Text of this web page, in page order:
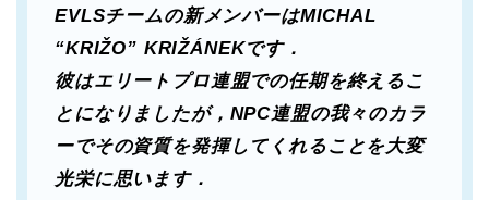
EVLSチームの新メンバーはMICHAL
“KRIŽO” KRIŽÁNEKです．
彼はエリートプロ連盟での任期を終えるこ
とになりましたが，NPC連盟の我々のカラ
ーでその資質を発揮してくれることを大変
光栄に思います．